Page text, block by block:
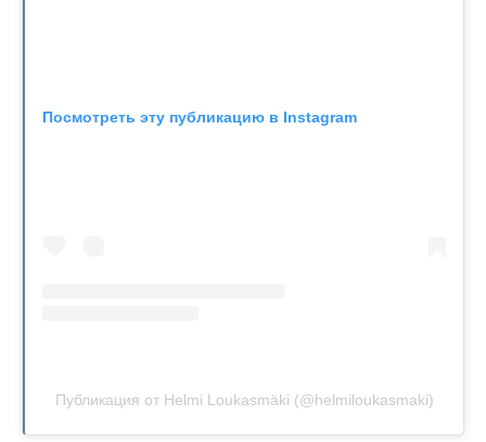
Посмотреть эту публикацию в Instagram
Публикация от Helmi Loukasmäki (@helmiloukasmaki)